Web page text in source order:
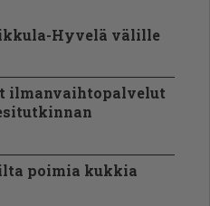
Hyvelä välille
ilmanvaihtopalvelut
poimia kukkia